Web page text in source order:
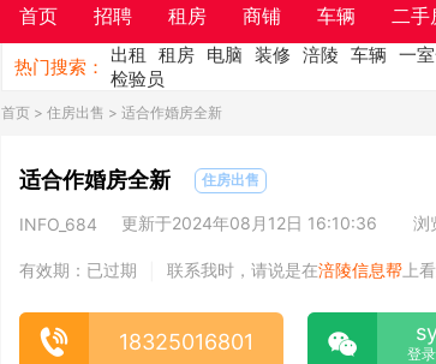
首页 招聘 租房 商铺 车辆 二手
热门搜索：
出租 租房 电脑 装修 涪陵 车辆 一
检验员
首页 > 住房出售 > 适合作婚房全新
适合作婚房全新 住房出售
INFO_684 更新于2024年08月12日 16:10:36 浏
有效期：已过期 联系我时，请说是在涪陵信息帮 上
18325016801 登